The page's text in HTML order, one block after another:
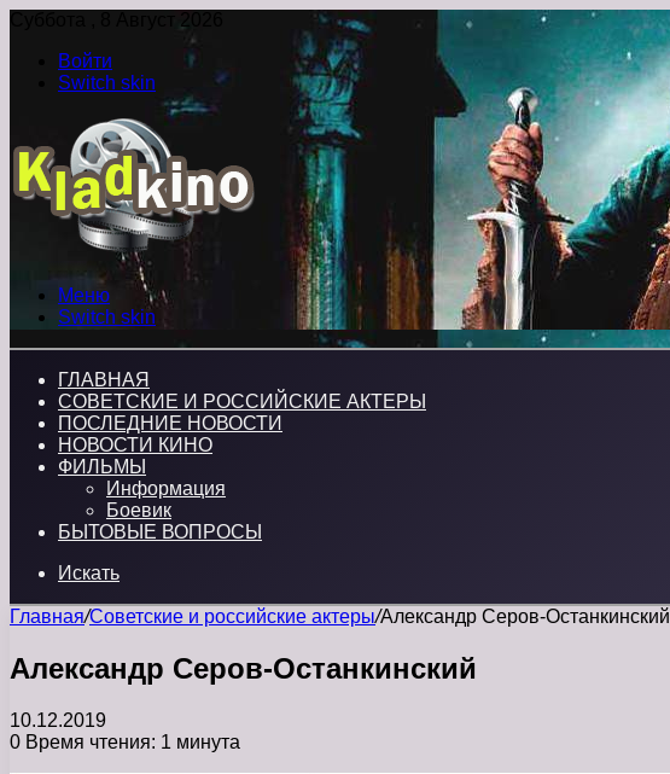
Суббота , 8 Август 2026
Войти
Switch skin
Меню
Switch skin
ГЛАВНАЯ
СОВЕТСКИЕ И РОССИЙСКИЕ АКТЕРЫ
ПОСЛЕДНИЕ НОВОСТИ
НОВОСТИ КИНО
ФИЛЬМЫ
Информация
Боевик
БЫТОВЫЕ ВОПРОСЫ
Искать
Главная/Советские и российские актеры/Александр Серов-Останкинский
Александр Серов-Останкинский
10.12.2019
0 Время чтения: 1 минута